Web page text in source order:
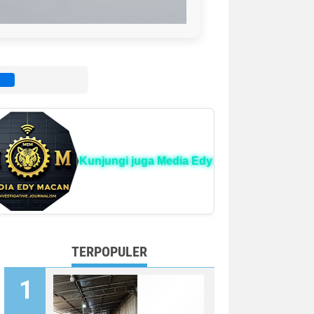
Kunjungi juga Media Edy Macan 📰
TERPOPULER